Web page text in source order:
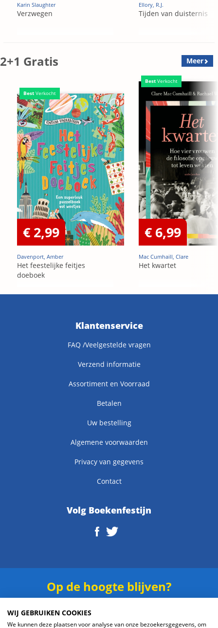
Karin Slaughter
Verzwegen
Ellory, R.J.
Tijden van duisternis
2+1 Gratis Meer
Best Verkocht
€ 2,99
Davenport, Amber
Het feestelijke feitjes
doeboek
Best Verkocht
€ 6,99
Mac Cumhaill, Clare
Het kwartet
Klantenservice
FAQ /Veelgestelde vragen
Verzend informatie
Assortiment en Voorraad
Betalen
Uw bestelling
Algemene voorwaarden
Privacy van gegevens
Contact
Volg Boekenfestijn
Op de hoogte blijven?
WIJ GEBRUIKEN COOKIES
We kunnen deze plaatsen voor analyse van onze bezoekersgegevens, om